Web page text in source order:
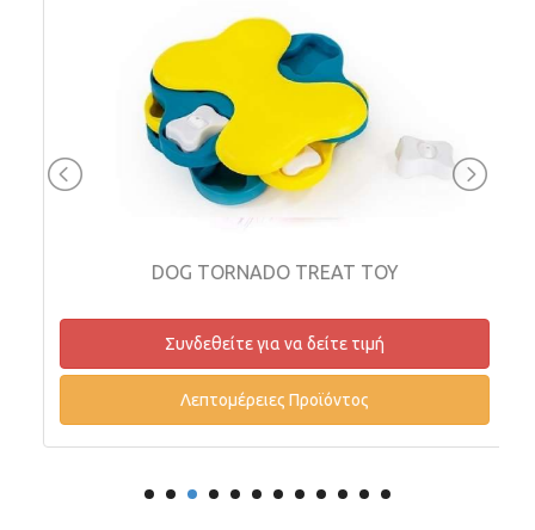
DOG TORNADO TREAT TOY
Συνδεθείτε για να δείτε τιμή
Λεπτομέρειες Προϊόντος